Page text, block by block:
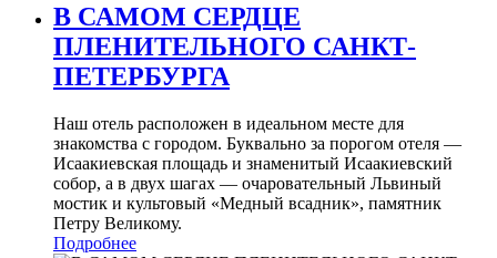
В САМОМ СЕРДЦЕ
ПЛЕНИТЕЛЬНОГО САНКТ-
ПЕТЕРБУРГА
Наш отель расположен в идеальном месте для
знакомства с городом. Буквально за порогом отеля —
Исаакиевская площадь и знаменитый Исаакиевский
собор, а в двух шагах — очаровательный Львиный
мостик и культовый «Медный всадник», памятник
Петру Великому.
Подробнее